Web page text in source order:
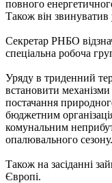
повного
Також він звинуватив
Секретар РНБО
спеціальна робоча
Уряду в триденний
встановити
постачання
бюджетним
комунальним
опалювального сезону.
Також на засіданні
Європі.